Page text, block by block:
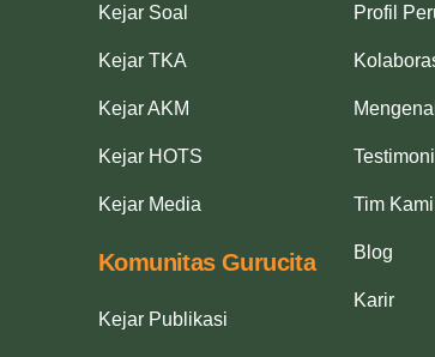
Kejar Soal
Kejar TKA
Kejar AKM
Kejar HOTS
Kejar Media
Komunitas Gurucita
Kejar Publikasi
Profil
Tim Kami
Blog
Karir